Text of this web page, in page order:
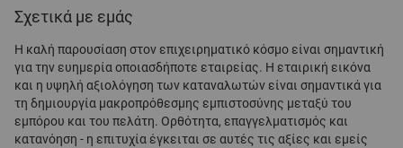
Σχετικά με εμάς
Η καλή παρουσίαση στον επιχειρηματικό κόσμο είναι σημαντική
για την ευημερία οποιασδήποτε εταιρείας. Η εταιρική εικόνα
και η υψηλή αξιολόγηση των καταναλωτών είναι σημαντικά για
τη δημιουργία μακροπρόθεσμης εμπιστοσύνης μεταξύ του
εμπόρου και του πελάτη. Ορθότητα, επαγγελματισμός και
κατανόηση - η επιτυχία έγκειται σε αυτές τις αξίες και εμείς